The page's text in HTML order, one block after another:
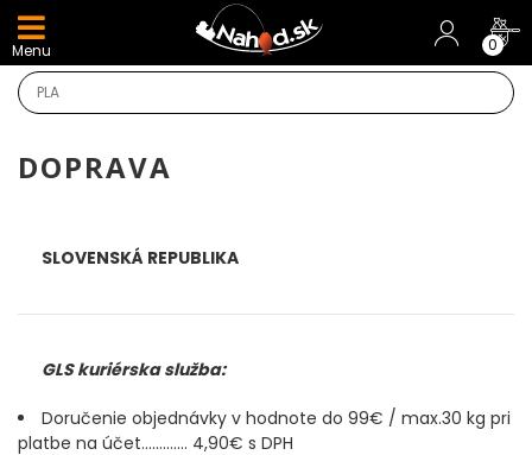
Menu 0
DOPRAVA
SLOVENSKÁ REPUBLIKA
GLS kuriérska služba:
Doručenie objednávky v hodnote do 99€ / max.30 kg pri
platbe na účet............. 4,90€ s DPH
DARČEKY A AKCIE